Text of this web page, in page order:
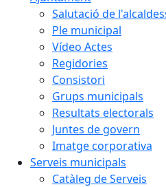
Salutació de
Ple municipal
Vídeo Actes
Regidories
Consistori
Grups municipals
Resultats electorals
Juntes de govern
Imatge corporativa
Serveis municipals
Catàleg de Serveis